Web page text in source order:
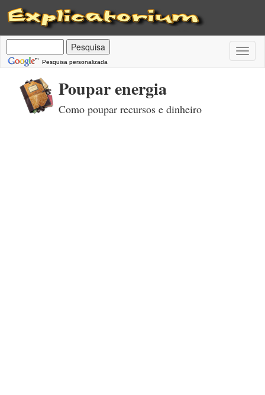
Pesquisa personalizada
Poupar energia
Como poupar recursos e dinheiro